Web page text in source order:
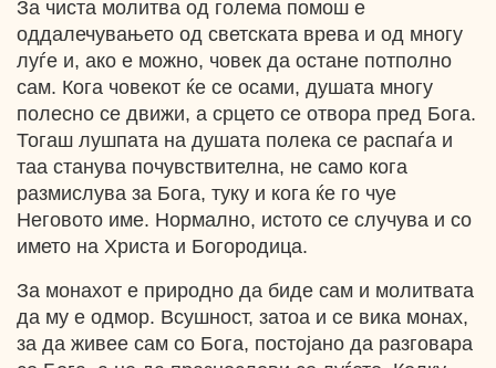
За чиста молитва од голема помош е
оддалечувањето од светската врева и од многу
луѓе и, ако е можно, човек да остане потполно
сам. Кога човекот ќе се осами, душата многу
полесно се движи, а срцето се отвора пред Бога.
Тогаш лушпата на душата полека се распаѓа и
таа станува почувствителна, не само кога
размислува за Бога, туку и кога ќе го чуе
Неговото име. Нормално, истото се случува и со
името на Христа и Богородица.
За монахот е природно да биде сам и молитвата
да му е одмор. Всушност, затоа и се вика монах,
за да живее сам со Бога, постојано да разговара